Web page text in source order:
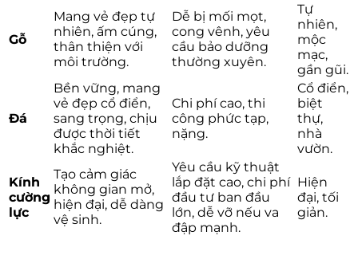
Gỗ
Mang vẻ đẹp tự
nhiên, ấm cúng,
thân thiện với
môi trường.
Dễ bị mối mọt,
cong vênh, yêu
cầu bảo dưỡng
thường xuyên.
Tự
nhiên,
mộc
mạc,
gần gũi.
Đá
Bền vững, mang
vẻ đẹp cổ điển,
sang trọng, chịu
được thời tiết
khắc nghiệt.
Chi phí cao, thi
công phức tạp,
nặng.
Cổ điển,
biệt
thự,
nhà
vườn.
Kính
cường
lực
Tạo cảm giác
không gian mở,
hiện đại, dễ dàng
vệ sinh.
Yêu cầu kỹ thuật
lắp đặt cao, chi phí
đầu tư ban đầu
lớn, dễ vỡ nếu va
đập mạnh.
Hiện
đại, tối
giản.